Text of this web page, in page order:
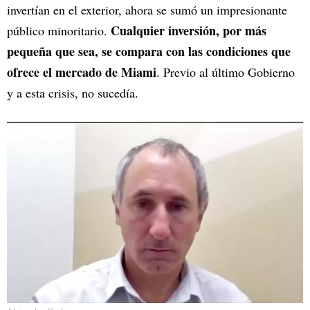
invertían en el exterior, ahora se sumó un impresionante
público minoritario. Cualquier inversión, por más
pequeña que sea, se compara con las condiciones que
ofrece el mercado de Miami. Previo al último Gobierno
y a esta crisis, no sucedía.